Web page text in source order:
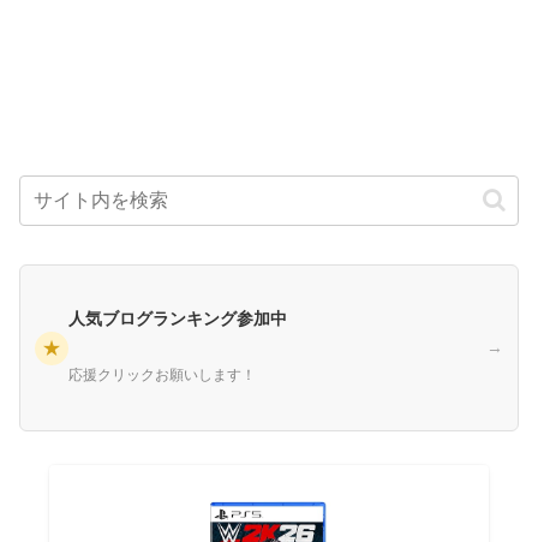
★
人気ブログランキング参加中
応援クリックお願いします！
→